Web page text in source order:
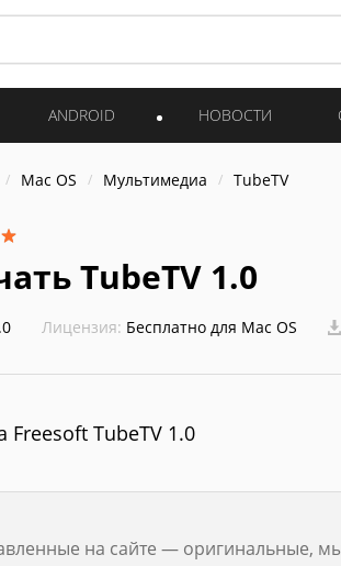
ANDROID НОВОСТИ
Mac OS Мультимедиа TubeTV
TubeTV 1.0
Лицензия: Бесплатно для Mac OS
Freesoft TubeTV 1.0
на сайте — оригинальные,